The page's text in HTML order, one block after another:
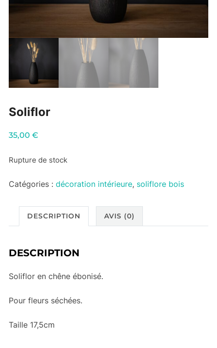
Soliflor
35,00 €
Rupture de stock
Catégories : décoration intérieure, soliflore bois
DESCRIPTION AVIS (0)
DESCRIPTION
Soliflor en chêne ébonisé.
Pour fleurs séchées.
Taille 17,5cm